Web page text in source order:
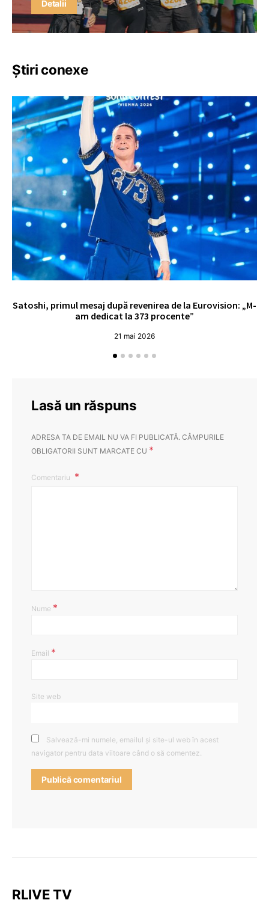
Detalii
Știri conexe
Satoshi, primul mesaj după revenirea de la Eurovision: „M-
am dedicat la 373 procente”
21 mai 2026
Lasă un răspuns
ADRESA TA DE EMAIL NU VA FI PUBLICATĂ. CÂMPURILE
OBLIGATORII SUNT MARCATE CU *
Comentariu
Nume *
Email *
Site web
Salvează-mi numele, emailul și site-ul web în acest
navigator pentru data viitoare când o să comentez.
RLIVE TV